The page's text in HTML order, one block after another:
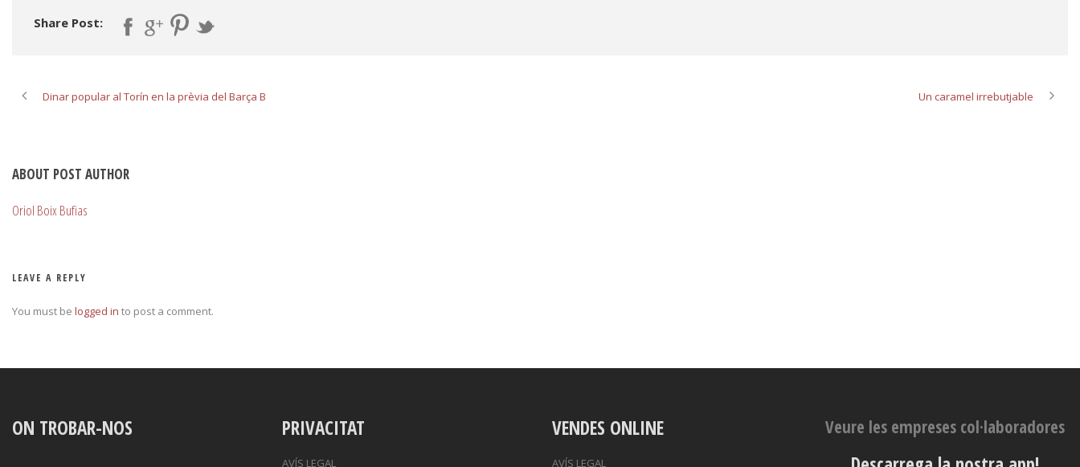
Share Post:
Dinar popular al Torín en la prèvia del Barça B Un caramel irrebutjable
ABOUT POST AUTHOR
Oriol Boix Bufias
LEAVE A REPLY
You must be logged in to post a comment.
ON TROBAR-NOS PRIVACITAT
AVÍS LEGAL
VENDES ONLINE
AVÍS LEGAL
Veure les empreses col·laboradores